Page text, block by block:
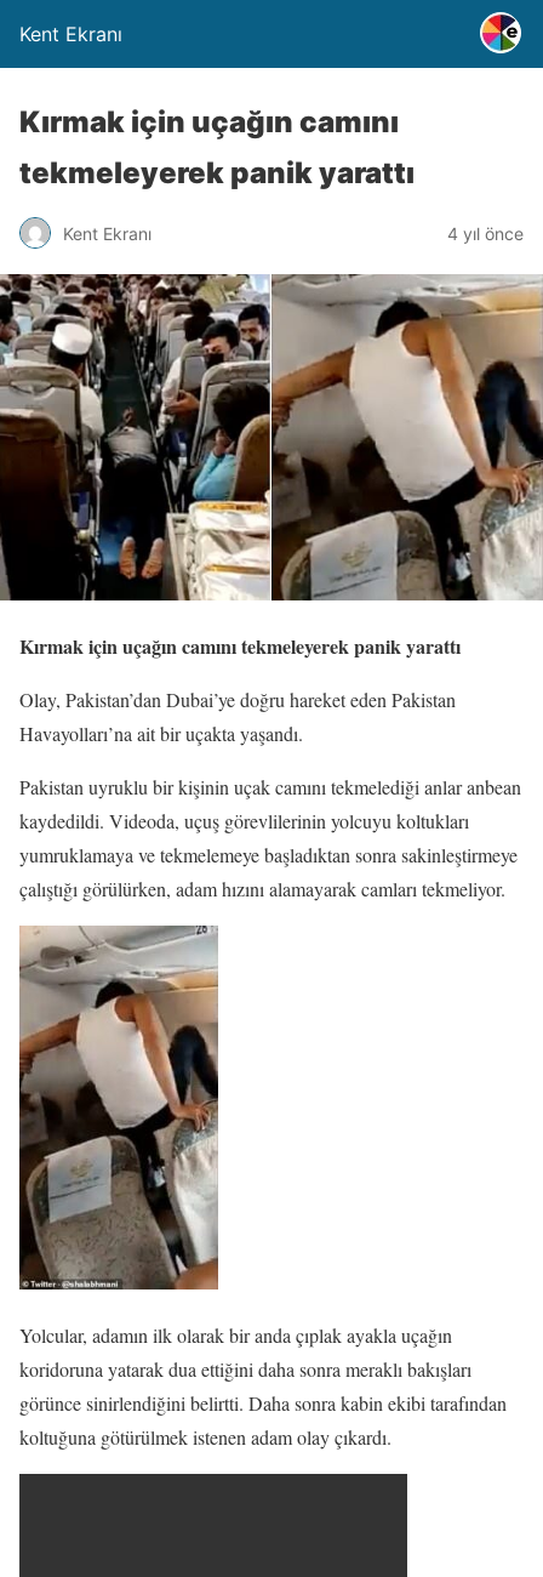
Kent Ekranı
Kırmak için uçağın camını
tekmeleyerek panik yarattı
Kent Ekranı 4 yıl önce
Kırmak için uçağın camını tekmeleyerek panik yarattı
Olay, Pakistan’dan Dubai’ye doğru hareket eden Pakistan
Havayolları’na ait bir uçakta yaşandı.
Pakistan uyruklu bir kişinin uçak camını tekmelediği anlar anbean
kaydedildi. Videoda, uçuş görevlilerinin yolcuyu koltukları
yumruklamaya ve tekmelemeye başladıktan sonra sakinleştirmeye
çalıştığı görülürken, adam hızını alamayarak camları tekmeliyor.
Yolcular, adamın ilk olarak bir anda çıplak ayakla uçağın
koridoruna yatarak dua ettiğini daha sonra meraklı bakışları
görünce sinirlendiğini belirtti. Daha sonra kabin ekibi tarafından
koltuğuna götürülmek istenen adam olay çıkardı.